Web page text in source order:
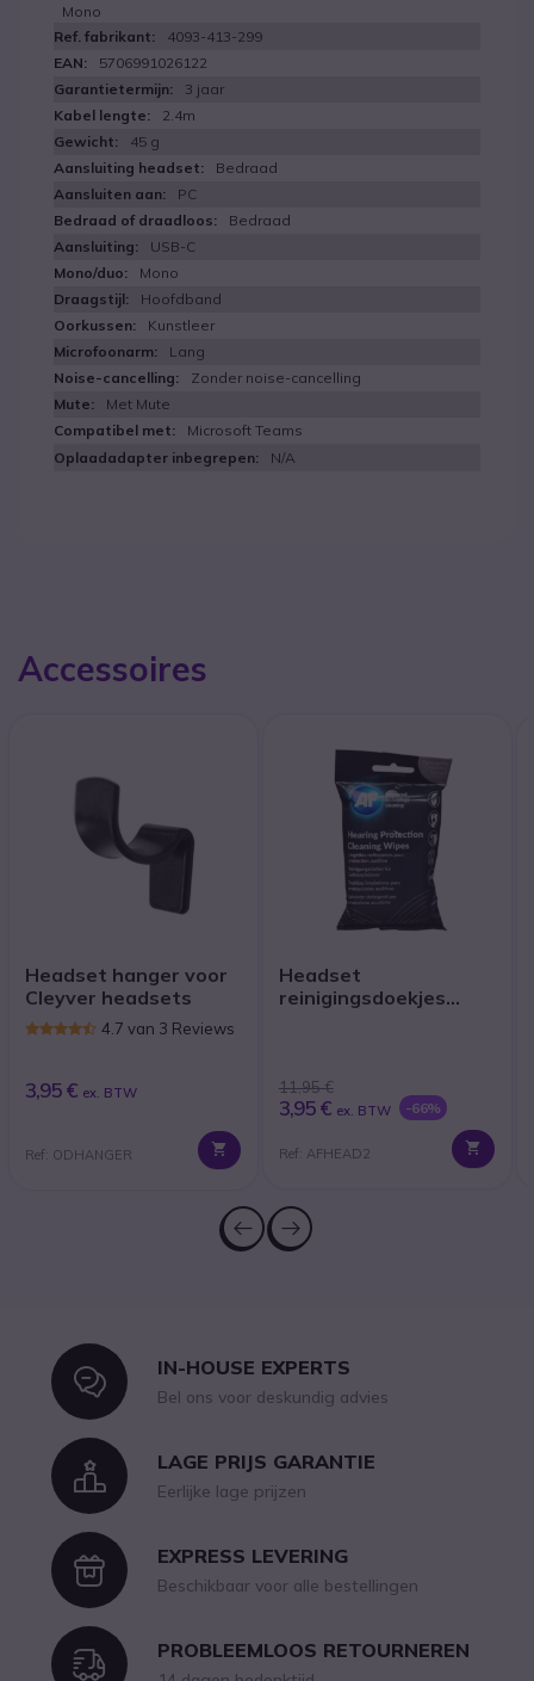
Mono
4093-413-299
5706991026122
3 jaar
2.4m
45 g
Bedraad
PC
Bedraad
USB-C
Mono
Hoofdband
Kunstleer
Lang
Zonder noise-cancelling
Met Mute
Microsoft Teams
N/A
Accessoires
Headset hanger voor
Cleyver headsets
4.7 van 3 Reviews
3,95 € ex. BTW
Ref: ODHANGER
Headset
reinigingsdoekjes
11,95 €
3,95 € ex. BTW -66%
Ref: AFHEAD2
IconIN-HOUSE EXPERTS
Bel ons voor deskundig advies
IconLAGE PRIJS GARANTIE
Eerlijke lage prijzen
IconEXPRESS LEVERING
Beschikbaar voor alle bestellingen
IconPROBLEEMLOOS RETOURNEREN